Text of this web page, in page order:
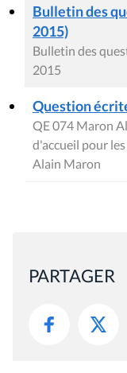
Bulletin des
2015)
Bulletin des
2015
Question
QE 074 Maron
d'accueil pour
Alain Maron
PARTAGER